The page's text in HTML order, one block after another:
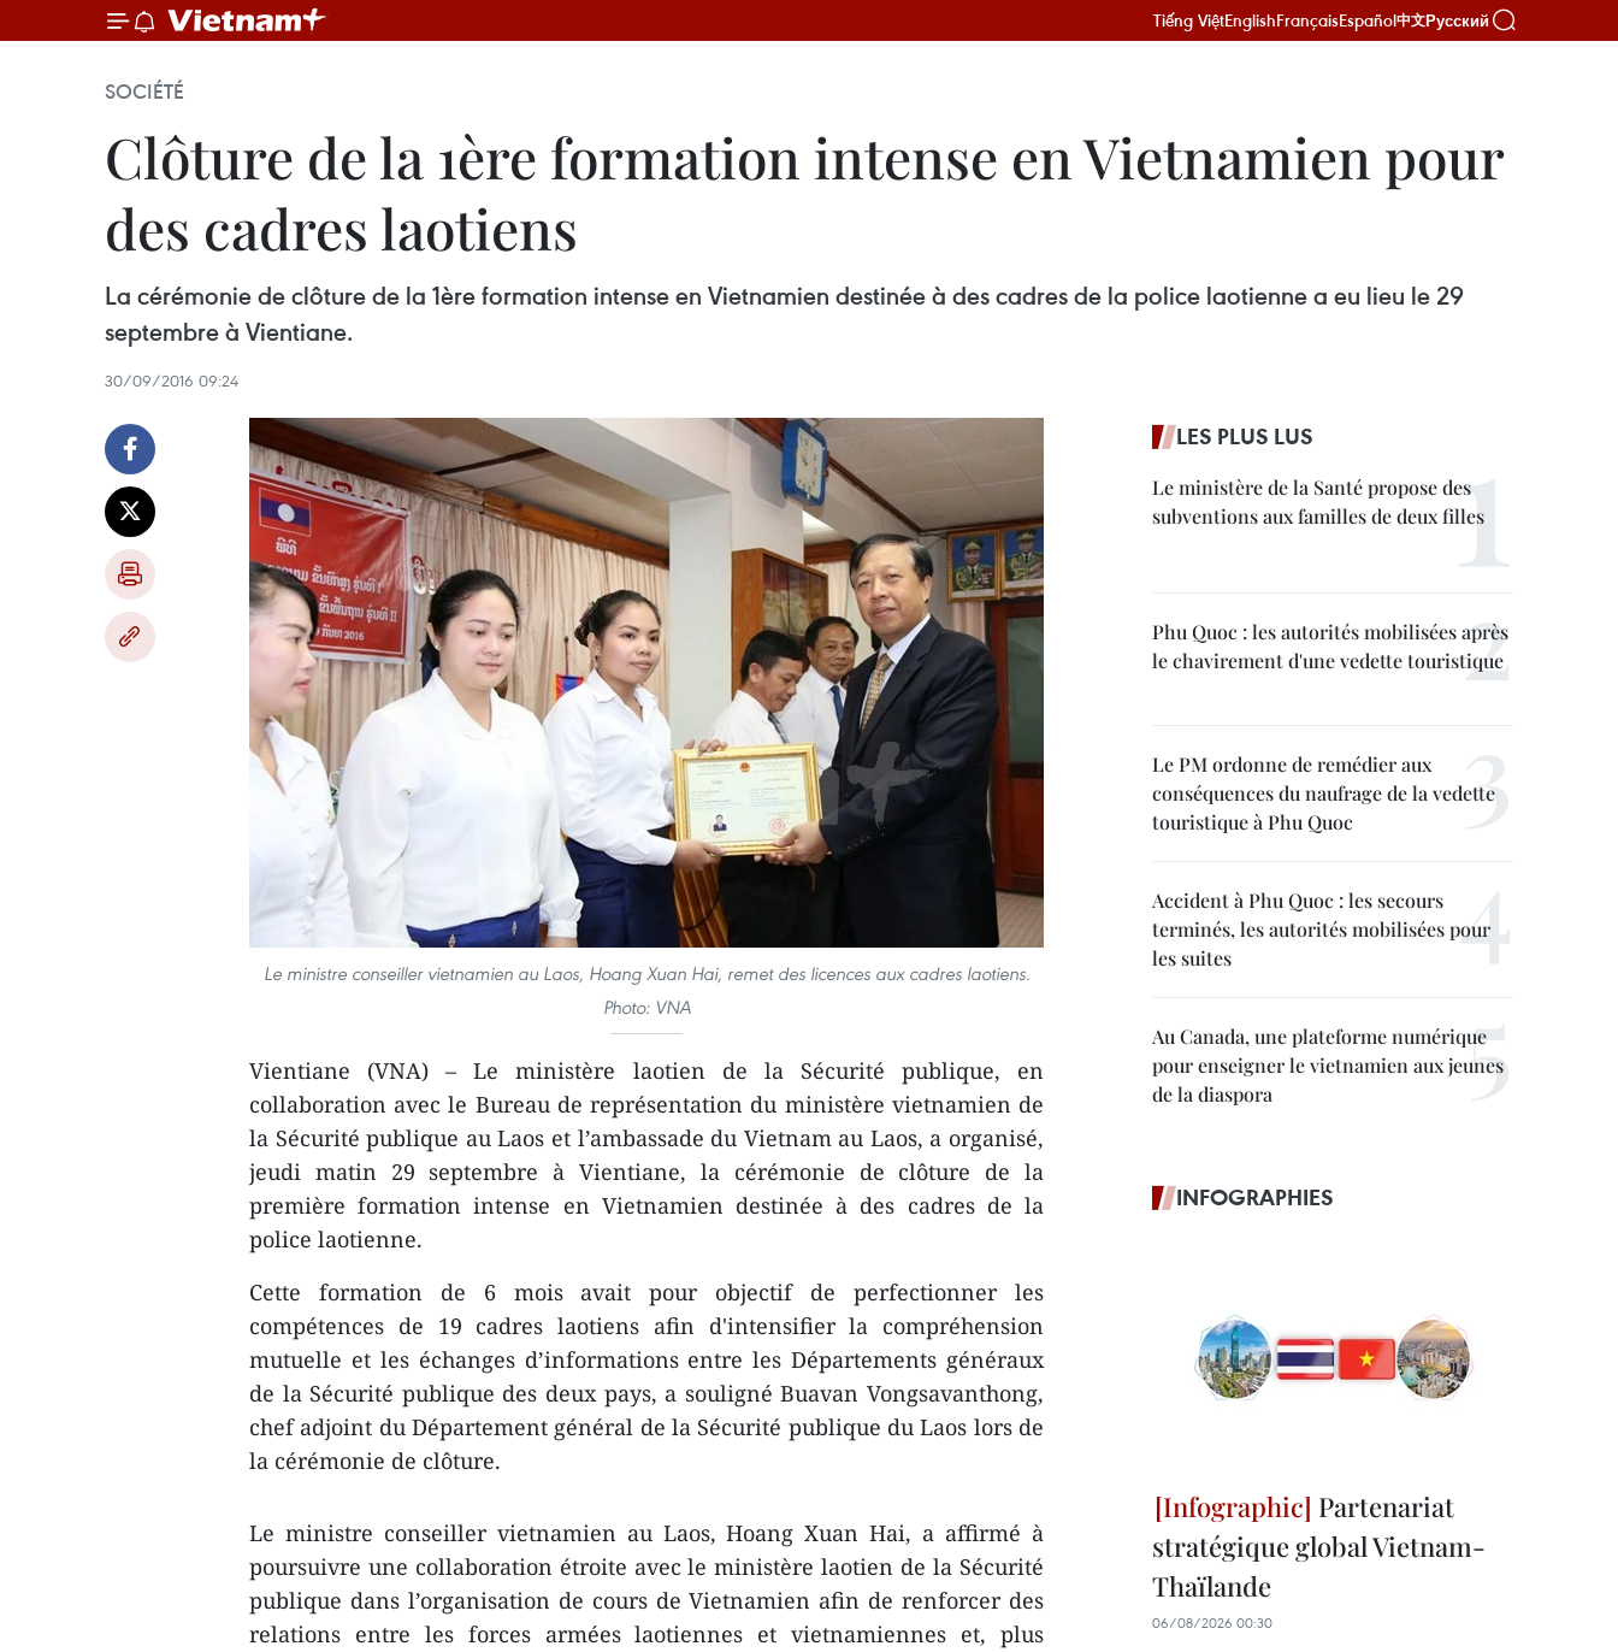
Tiếng ViệtEnglishFrançaisEspañol中文Русский
SOCIÉTÉ
Clôture de la 1ère formation intense en Vietnamien pour
des cadres laotiens
La cérémonie de clôture de la 1ère formation intense en Vietnamien destinée à des cadres de la police laotienne a eu lieu le 29
septembre à Vientiane.
30/09/2016 09:24
Le ministre conseiller vietnamien au Laos, Hoang Xuan Hai, remet des licences aux cadres laotiens.
Photo: VNA
Vientiane (VNA) – Le ministère laotien de la Sécurité publique, en
collaboration avec le Bureau de représentation du ministère vietnamien de
la Sécurité publique au Laos et l’ambassade du Vietnam au Laos, a organisé,
jeudi matin 29 septembre à Vientiane, la cérémonie de clôture ​de la
première formation intense en Vietnamien destinée ​à des cadres de la
police laotienne.
Cette formation de 6 mois avait pour objectif de perfectionner les
compétences de 19 cadres laotiens afin d'intensifier la compréhension
mutuelle et les échanges d’informations entre les Départements généraux
de la Sécurité publique des deux pays, a souligné Buavan Vongsavanthong,
chef adjoint du Département général de la Sécurité publique du Laos lors de
la cérémonie de clôture.
Le ministre conseiller vietnamien au Laos, Hoang Xuan Hai, a affirmé à
poursuivre une collaboration étroite avec le ministère laotien de la Sécurité
publique dans l’organisation de cours de Vietnamien afin de renforcer des
relations entre les forces armées laotiennes et vietnamiennes et, plus
LES PLUS LUS
Le ministère de la Santé propose des
subventions aux familles de deux filles
Phu Quoc : les autorités mobilisées après
le chavirement d'une vedette touristique
Le PM ordonne de remédier aux
conséquences du naufrage de la vedette
touristique à Phu Quoc
Accident à Phu Quoc : les secours
terminés, les autorités mobilisées pour
les suites
Au Canada, une plateforme numérique
pour enseigner le vietnamien aux jeunes
de la diaspora
INFOGRAPHIES
Partenariat
stratégique global Vietnam-
Thaïlande
06/08/2026 00:30